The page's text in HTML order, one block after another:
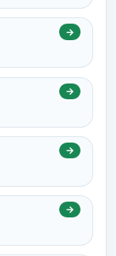
→
→
→
→